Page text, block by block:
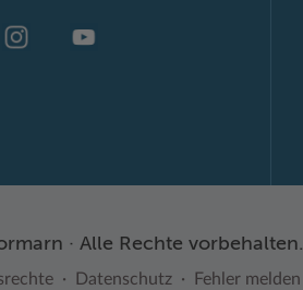
· Alle Rechte vorbehalten.
Datenschutz Fehler melden